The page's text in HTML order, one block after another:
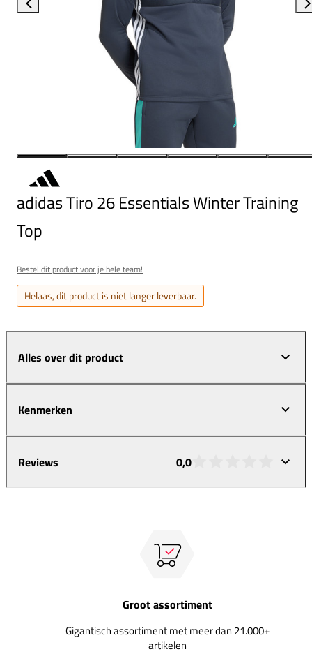
adidas Tiro 26 Essentials Winter Training
Top
Bestel dit product voor je hele team!
Helaas, dit product is niet langer leverbaar.
Alles over dit product
Kenmerken
Reviews 0,0
Groot assortiment
Gigantisch assortiment met meer dan 21.000+
artikelen